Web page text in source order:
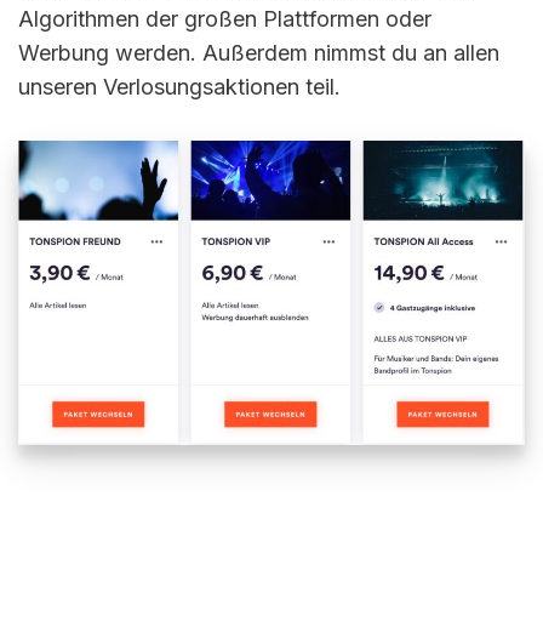
Algorithmen der großen Plattformen oder
Werbung werden. Außerdem nimmst du an allen
unseren Verlosungsaktionen teil.